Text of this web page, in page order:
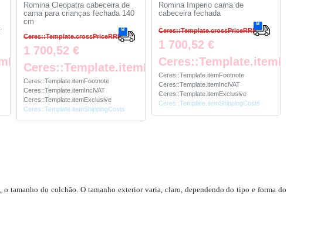
Romina Cleopatra cabeceira de
cama para crianças fechada 140
cm
Ceres::Template.crossPriceRRP
1 700,52 €
Ceres::Template.itemFootnote
Ceres::Template.itemFootnote
Ceres::Template.itemInclVAT
Ceres::Template.itemExclusive
Ceres::Template.itemShippingCosts
Romina Imperio cama de
cabeceira fechada
Ceres::Template.crossPriceRRP
1 700,52 €
Ceres::Template.itemFootnote
Ceres::Template.itemInclVAT
Ceres::Template.itemExclusive
Ceres::Template.itemShippingCosts
tamanho do colchão. O tamanho exterior varia, claro, dependendo do tipo e forma do